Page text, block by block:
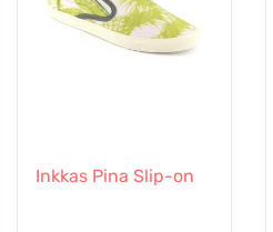
Inkkas Pina Slip-on